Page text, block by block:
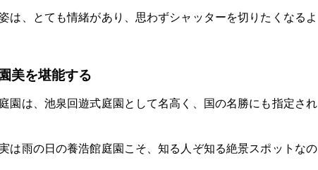
は、とても情緒があり、思わずシャッターを切りたくなるよ
美を堪能する
園は、池泉回遊式庭園として名高く、国の名勝にも指定され
は雨の日の養浩館庭園こそ、知る人ぞ知る絶景スポットなの